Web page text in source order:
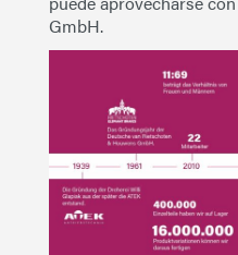
GmbH.